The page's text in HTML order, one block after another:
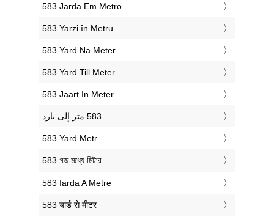
‎583 Jarda Em Metro
‎583 Yarzi în Metru
‎583 Yard Na Meter
‎583 Yard Till Meter
‎583 Jaart In Meter
‎583 Yard Metr
‎583 গজ মধ্যে মিটার
‎583 Iarda A Metre
‎583 यार्ड से मीटर